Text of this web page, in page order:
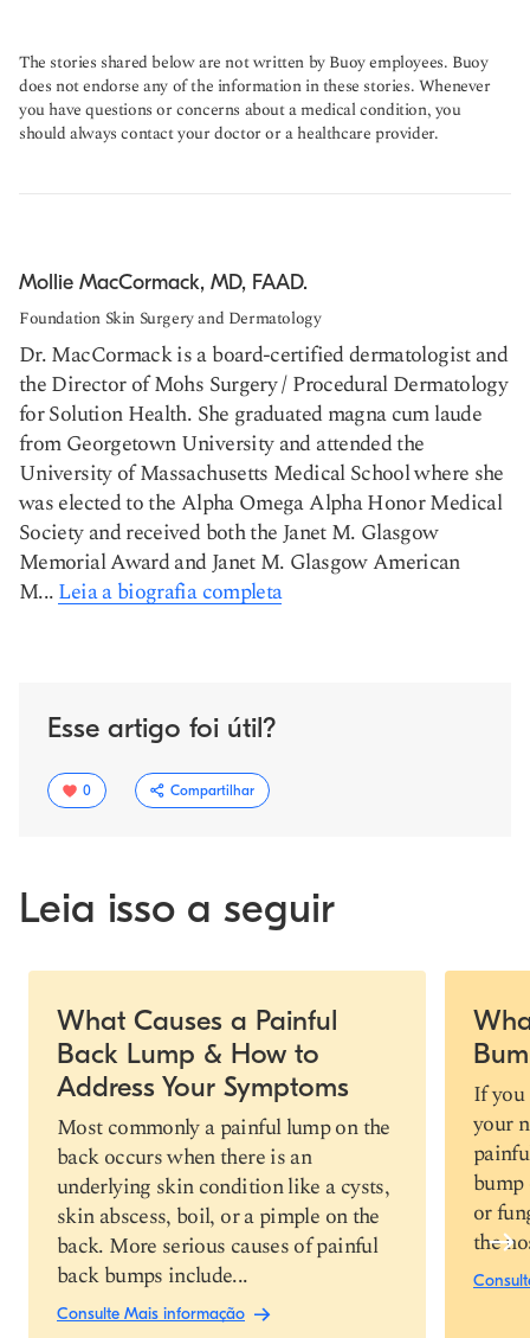
The stories shared below are not written by Buoy employees. Buoy
does not endorse any of the information in these stories. Whenever
you have questions or concerns about a medical condition, you
should always contact your doctor or a healthcare provider.
Mollie MacCormack, MD, FAAD.
Foundation Skin Surgery and Dermatology
Dr. MacCormack is a board-certified dermatologist and
the Director of Mohs Surgery / Procedural Dermatology
for Solution Health. She graduated magna cum laude
from Georgetown University and attended the
University of Massachusetts Medical School where she
was elected to the Alpha Omega Alpha Honor Medical
Society and received both the Janet M. Glasgow
Memorial Award and Janet M. Glasgow American
M...Leia a biografia completa
Esse artigo foi útil?
0 Compartilhar
Link de cópia
Leia isso a seguir
Slide 1 of 4
What Causes a Painful
Back Lump & How to
Address Your Symptoms
Most commonly a painful lump on the
back occurs when there is an
underlying skin condition like a cysts,
skin abscess, boil, or a pimple on the
back. More serious causes of painful
back bumps include...
Consulte Mais informação
If you
your
bump
or
the